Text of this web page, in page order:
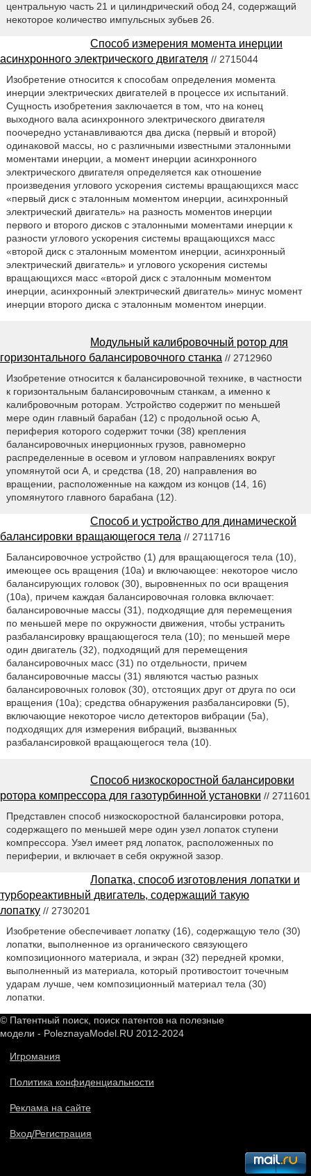
центральную часть 21 и цилиндрический обод 24, содержащий
некоторое количество импульсных зубьев 26.
Способ измерения момента инерции
асинхронного электрического двигателя // 2715044
Изобретение относится к способам определения момента
инерции электрических двигателей в процессе их испытаний.
Сущность изобретения заключается в том, что на конец
выходного вала асинхронного электрического двигателя
поочередно устанавливаются два диска (первый и второй)
одинаковой массы, но с различными известными эталонными
моментами инерции, а момент инерции асинхронного
электрического двигателя определяется как отношение
произведения углового ускорения системы вращающихся масс
«первый диск с эталонным моментом инерции, асинхронный
электрический двигатель» на разность моментов инерции
первого и второго дисков с эталонными моментами инерции к
разности углового ускорения системы вращающихся масс
«второй диск с эталонным моментом инерции, асинхронный
электрический двигатель» и углового ускорения системы
вращающихся масс «второй диск с эталонным моментом
инерции, асинхронный электрический двигатель» минус момент
инерции второго диска с эталонным моментом инерции.
Модульный калибровочный ротор для
горизонтального балансировочного станка // 2712960
Изобретение относится к балансировочной технике, в частности
к горизонтальным балансировочным станкам, а именно к
калибровочным роторам. Устройство содержит по меньшей
мере один главный барабан (12) с продольной осью А,
периферия которого содержит точки (38) крепления
балансировочных инерционных грузов, равномерно
распределенные в осевом и угловом направлениях вокруг
упомянутой оси А, и средства (18, 20) направления во
вращении, расположенные на каждом из концов (14, 16)
упомянутого главного барабана (12).
Способ и устройство для динамической
балансировки вращающегося тела // 2711716
Балансировочное устройство (1) для вращающегося тела (10),
имеющее ось вращения (10а) и включающее: некоторое число
балансирующих головок (30), выровненных по оси вращения
(10а), причем каждая балансировочная головка включает:
балансировочные массы (31), подходящие для перемещения
по меньшей мере по окружности движения, чтобы устранить
разбалансировку вращающегося тела (10); по меньшей мере
один двигатель (32), подходящий для перемещения
балансировочных масс (31) по отдельности, причем
балансировочные массы (31) являются частью разных
балансировочных головок (30), отстоящих друг от друга по оси
вращения (10а); средства обнаружения разбалансировки (5),
включающие некоторое число детекторов вибрации (5а),
подходящих для измерения вибраций, вызванных
разбалансировкой вращающегося тела (10).
Способ низкоскоростной балансировки
ротора компрессора для газотурбинной установки // 2711601
Представлен способ низкоскоростной балансировки ротора,
содержащего по меньшей мере один узел лопаток ступени
компрессора. Узел имеет ряд лопаток, расположенных по
периферии, и включает в себя окружной зазор.
Лопатка, способ изготовления лопатки и
турбореактивный двигатель, содержащий такую
лопатку // 2730201
Изобретение обеспечивает лопатку (16), содержащую тело (30)
лопатки, выполненное из органического связующего
композиционного материала, и экран (32) передней кромки,
выполненный из материала, который противостоит точечным
ударам лучше, чем композиционный материал тела (30)
лопатки.
© Патентный поиск, поиск патентов на полезные
модели - PoleznayaModel.RU 2012-2024
Игромания
Политика конфиденциальности
Реклама на сайте
Вход/Регистрация